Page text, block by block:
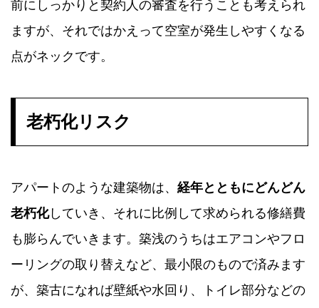
前にしっかりと契約人の審査を行うことも考えられ
ますが、それではかえって空室が発生しやすくなる
点がネックです。
老朽化リスク
アパートのような建築物は、 経年とともにどんどん
老朽化していき、それに比例して求められる修繕費
も膨らんでいきます。築浅のうちはエアコンやフロ
ーリングの取り替えなど、最小限のもので済みます
が、築古になれば壁紙や水回り、トイレ部分などの